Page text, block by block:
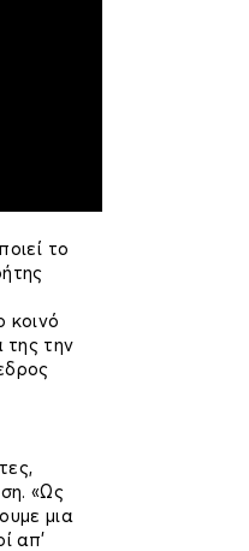
το
κοινό
της την
«Ως
μια
απ’